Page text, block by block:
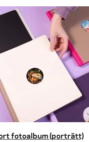
fotoalbum (porträtt)